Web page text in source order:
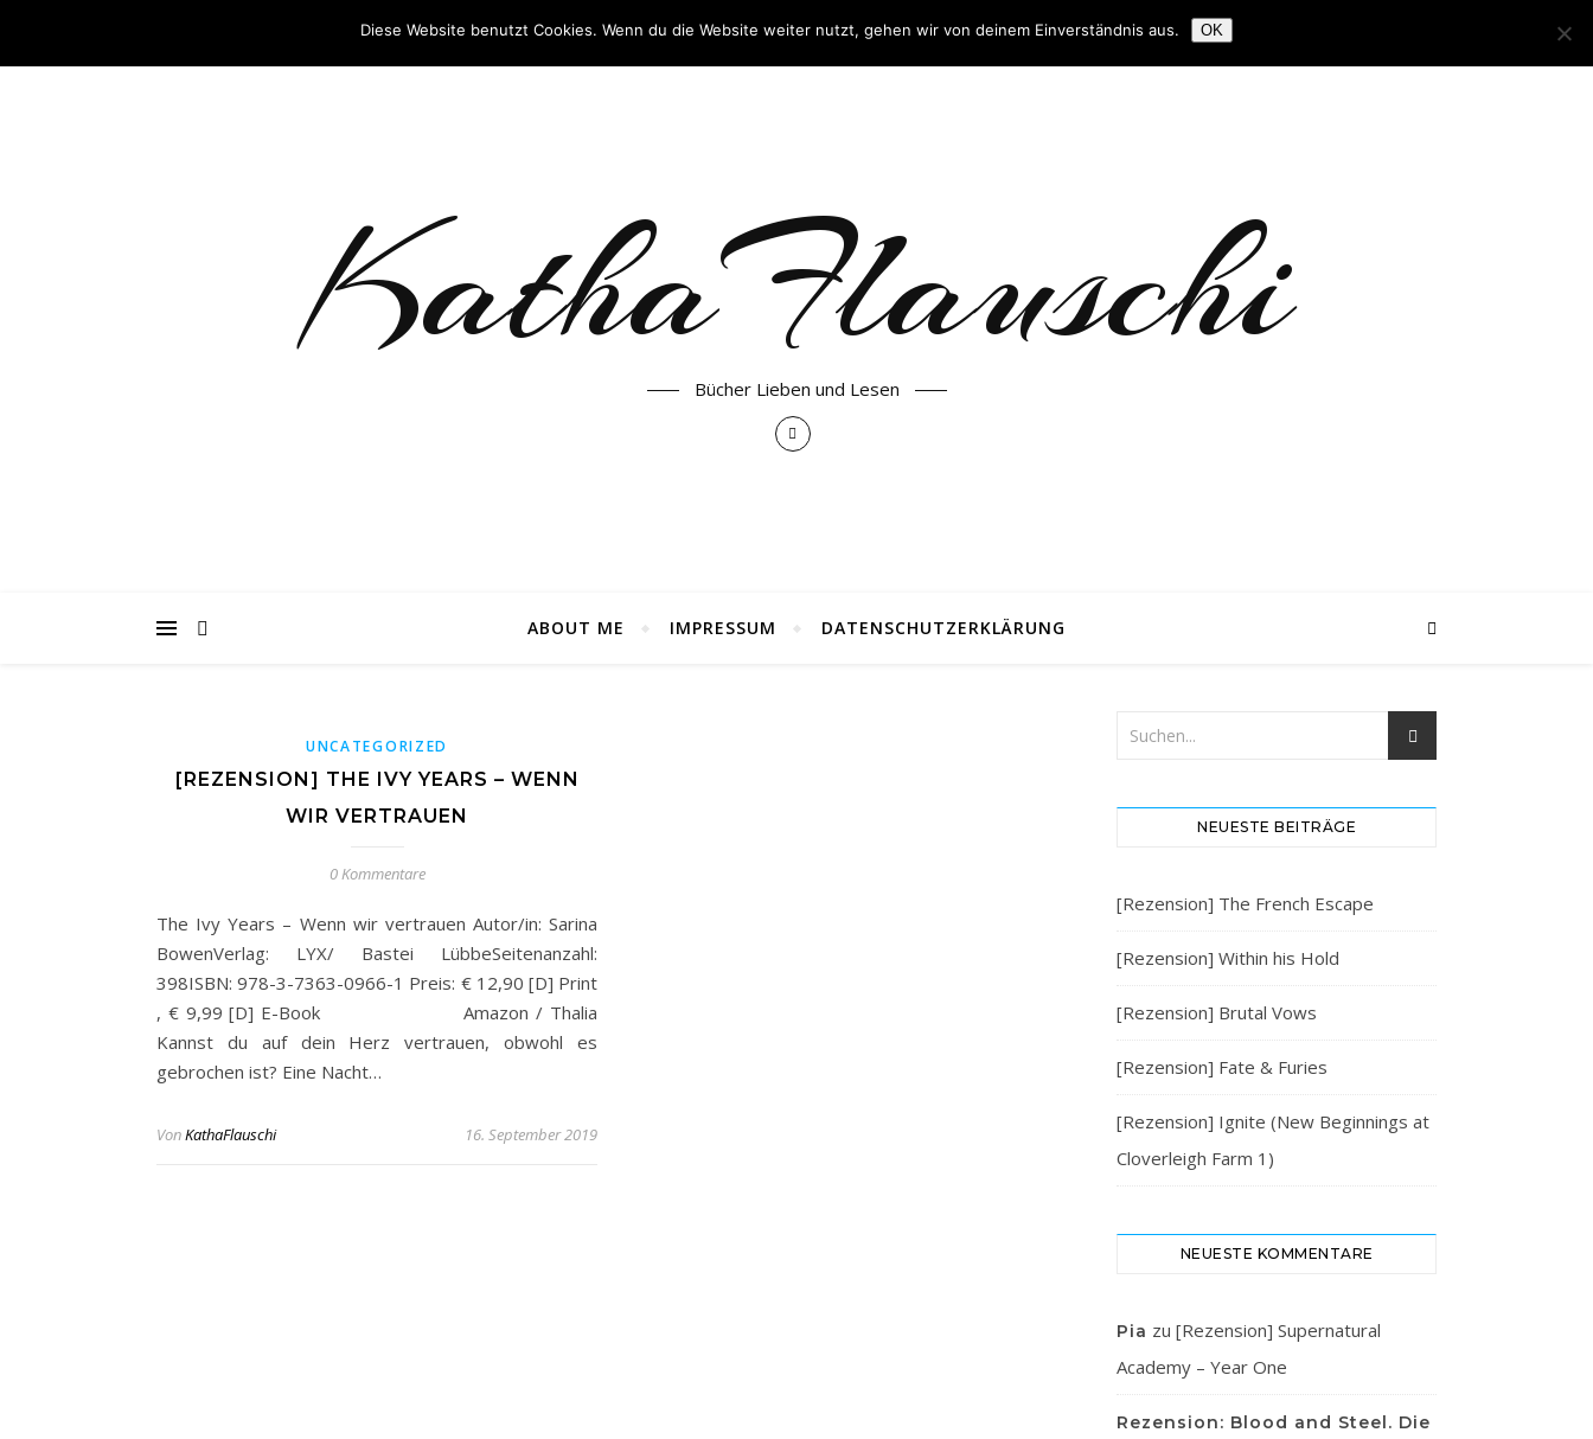
KathaFlauschi
Bücher Lieben und Lesen
ABOUT ME IMPRESSUM DATENSCHUTZERKLÄRUNG
UNCATEGORIZED
[REZENSION] THE IVY YEARS – WENN
WIR VERTRAUEN
0 Kommentare
The Ivy Years – Wenn wir vertrauen Autor/in: Sarina
BowenVerlag: LYX/ Bastei LübbeSeitenanzahl:
398ISBN: 978-3-7363-0966-1 Preis: € 12,90 [D] Print
, € 9,99 [D] E-Book Amazon / Thalia
Kannst du auf dein Herz vertrauen, obwohl es
gebrochen ist? Eine Nacht…
VonKathaFlauschi 16. September 2019
NEUESTE BEITRÄGE
[Rezension] The French Escape
[Rezension] Within his Hold
[Rezension] Brutal Vows
[Rezension] Fate & Furies
[Rezension] Ignite (New Beginnings at
Cloverleigh Farm 1)
NEUESTE KOMMENTARE
Pia zu [Rezension] Supernatural
Academy – Year One
Rezension: Blood and Steel. Die
Diese Website benutzt Cookies. Wenn du die Website weiter nutzt, gehen wir von deinem Einverständnis aus. OK